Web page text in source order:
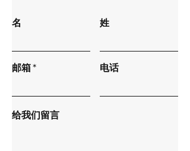
名 姓
邮箱 电话
给我们留言